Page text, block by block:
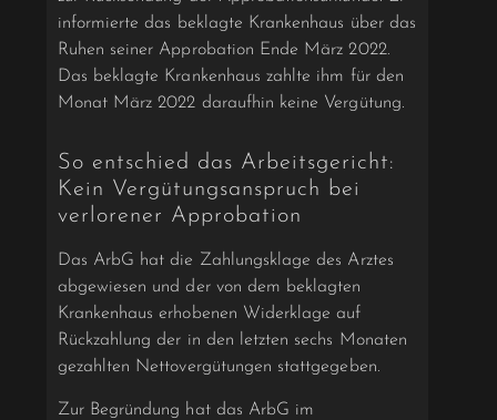
informierte das beklagte Krankenhaus über das
Ruhen seiner Approbation Ende März 2022.
Das beklagte Krankenhaus zahlte ihm für den
Monat März 2022 daraufhin keine Vergütung.
So entschied das Arbeitsgericht:
Kein Vergütungsanspruch bei
verlorener Approbation
Das ArbG hat die Zahlungsklage des Arztes
abgewiesen und der von dem beklagten
Krankenhaus erhobenen Widerklage auf
Rückzahlung der in den letzten sechs Monaten
gezahlten Nettovergütungen stattgegeben.
Zur Begründung hat das ArbG im